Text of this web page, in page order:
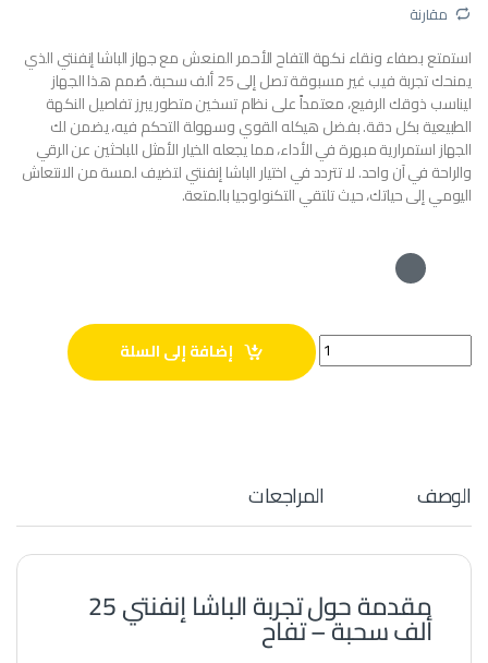
مقارنة
استمتع بصفاء ونقاء نكهة التفاح الأحمر المنعش مع جهاز الباشا إنفنتي الذي
يمنحك تجربة فيب غير مسبوقة تصل إلى 25 ألف سحبة. صُمم هذا الجهاز
ليناسب ذوقك الرفيع، معتمداً على نظام تسخين متطور يبرز تفاصيل النكهة
الطبيعية بكل دقة. بفضل هيكله القوي وسهولة التحكم فيه، يضمن لك
الجهاز استمرارية مبهرة في الأداء، مما يجعله الخيار الأمثل للباحثين عن الرقي
والراحة في آن واحد. لا تتردد في اختيار الباشا إنفنتي لتضيف لمسة من الانتعاش
اليومي إلى حياتك، حيث تلتقي التكنولوجيا بالمتعة.
الباشا إنفنتي 25 ألف سحبة - تفاح quantity إضافة إلى السلة
الوصف المراجعات
مقدمة حول تجربة الباشا إنفنتي 25
ألف سحبة – تفاح